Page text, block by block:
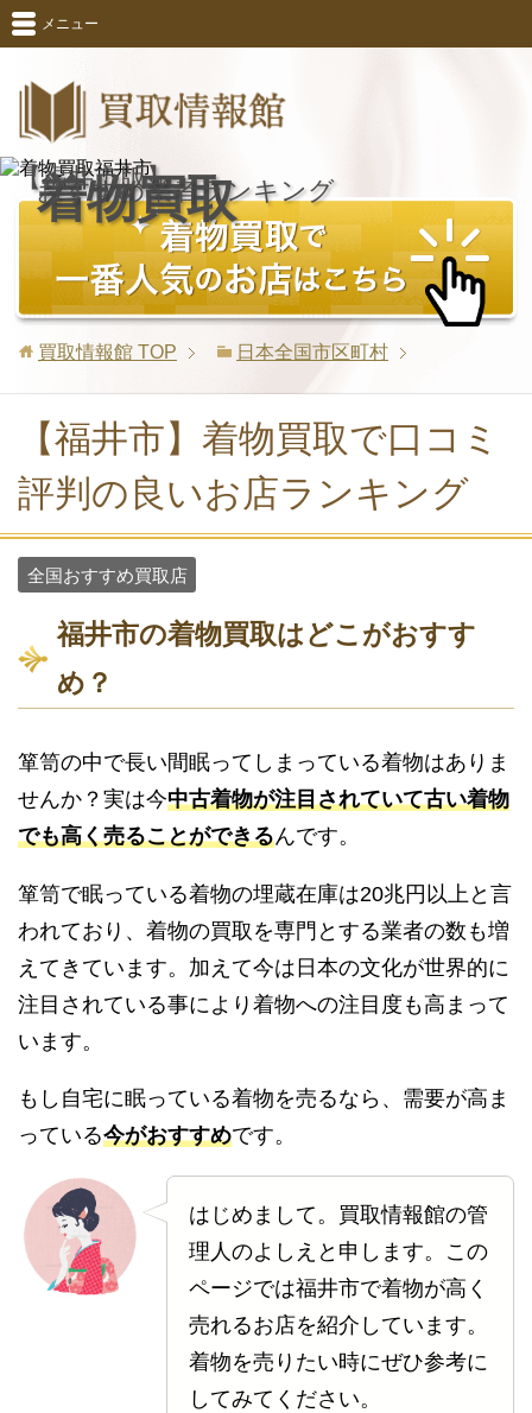
メニュー
【福井市版】
着物買取
おすすめ業者ランキング
買取情報館 TOP 日本全国市区町村
【福井市】着物買取で口コミ
評判の良いお店ランキング
全国おすすめ買取店
福井市の着物買取はどこがおすす
め？
箪笥の中で長い間眠ってしまっている着物はありま
せんか？実は今中古着物が注目されていて古い着物
でも高く売ることができるんです。
箪笥で眠っている着物の埋蔵在庫は20兆円以上と言
われており、着物の買取を専門とする業者の数も増
えてきています。加えて今は日本の文化が世界的に
注目されている事により着物への注目度も高まって
います。
もし自宅に眠っている着物を売るなら、需要が高ま
っている今がおすすめです。
はじめまして。買取情報館の管
理人のよしえと申します。この
ページでは福井市で着物が高く
売れるお店を紹介しています。
着物を売りたい時にぜひ参考に
してみてください。